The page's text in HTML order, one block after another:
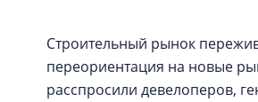
Строительный рынок
переориентация на новые
расспросили девелоперов,